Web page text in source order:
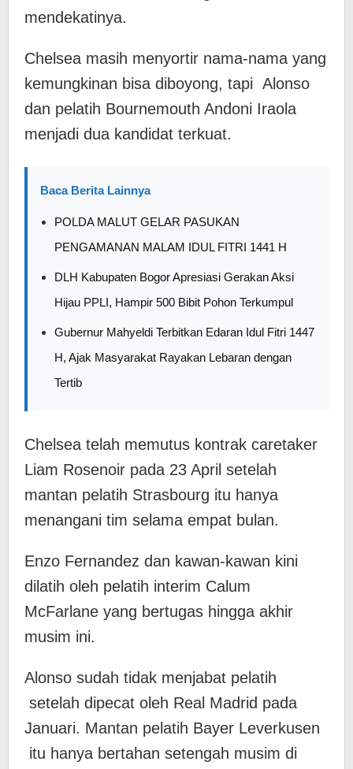
mendekatinya.
Chelsea masih menyortir nama-nama yang
kemungkinan bisa diboyong, tapi Alonso
dan pelatih Bournemouth Andoni Iraola
menjadi dua kandidat terkuat.
Baca Berita Lainnya
POLDA MALUT GELAR PASUKAN
PENGAMANAN MALAM IDUL FITRI 1441 H
DLH Kabupaten Bogor Apresiasi Gerakan Aksi
Hijau PPLI, Hampir 500 Bibit Pohon Terkumpul
Gubernur Mahyeldi Terbitkan Edaran Idul Fitri 1447
H, Ajak Masyarakat Rayakan Lebaran dengan
Tertib
Chelsea telah memutus kontrak caretaker
Liam Rosenoir pada 23 April setelah
mantan pelatih Strasbourg itu hanya
menangani tim selama empat bulan.
Enzo Fernandez dan kawan-kawan kini
dilatih oleh pelatih interim Calum
McFarlane yang bertugas hingga akhir
musim ini.
Alonso sudah tidak menjabat pelatih
setelah dipecat oleh Real Madrid pada
Januari. Mantan pelatih Bayer Leverkusen
itu hanya bertahan setengah musim di